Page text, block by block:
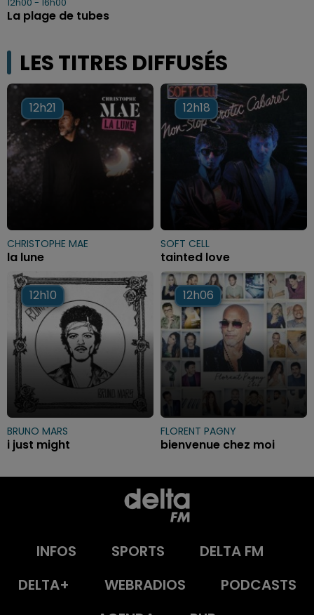
La plage de tubes
LES TITRES DIFFUSÉS
12h21
12h21
CHRISTOPHE MAE
la lune
12h18
12h18
SOFT CELL
tainted love
12h10
12h10
BRUNO MARS
i just might
12h06
12h06
FLORENT PAGNY
bienvenue chez moi
INFOS SPORTS
DELTA FM
DELTA+
WEBRADIOS
PODCASTS